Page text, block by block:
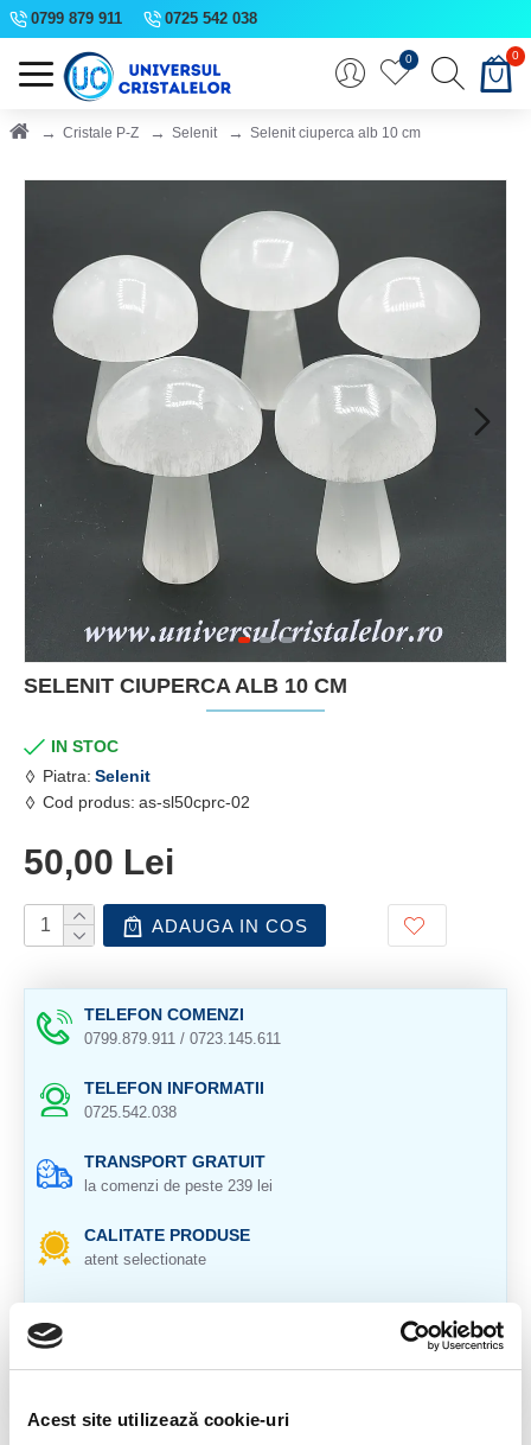
Acest site utilizează cookie-uri
0799 879 911 0725 542 038
0 0
Cristale P-Z Selenit Selenit ciuperca alb 10 cm
SELENIT CIUPERCA ALB 10 CM
IN STOC
Piatra: Selenit
Cod produs: as-sl50cprc-02
50,00 Lei
ADAUGA IN COS
TELEFON COMENZI
0799.879.911 / 0723.145.611
TELEFON INFORMATII
0725.542.038
TRANSPORT GRATUIT
la comenzi de peste 239 lei
CALITATE PRODUSE
atent selectionate
RETURNARE PRODUSE